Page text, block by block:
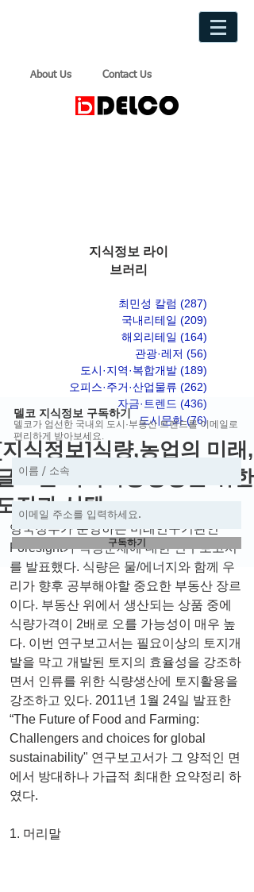
About Us Contact Us
지식정보 라이
브러리
최민성 칼럼 (287)
국내리테일 (209)
해외리테일 (164)
관광·레저 (56)
도시·지역·복합개발 (189)
오피스·주거·산업물류 (262)
자금·트렌드 (436)
도시문화 (76)게시물 76
식정보]식량,농업의 미래,
로벌 지속가능성장을 위한
전과 선택
영국정부가 운영하는 미래연구기관인
Foresight가 식량문제에 대한 연구보고서
를 발표했다. 식량은 물/에너지와 함께 우
리가 향후 공부해야할 중요한 부동산 장르
이다. 부동산 위에서 생산되는 상품 중에
식량가격이 2배로 오를 가능성이 매우 높
다. 이번 연구보고서는 필요이상의 토지개
발을 막고 개발된 토지의 효율성을 강조하
면서 인류를 위한 식량생산에 토지활용을
강조하고 있다. 2011년 1월 24일 발표한
“The Future of Food and Farming:
Challengers and choices for global
sustainability" 연구보고서가 그 양적인 면
에서 방대하나 가급적 최대한 요약정리 하
였다.
1. 머리말
델코 지식정보 구독하기
델코가 엄선한 국내외 도시·부동산 트렌드를 이메일로
편리하게 받아보세요.
구독하기